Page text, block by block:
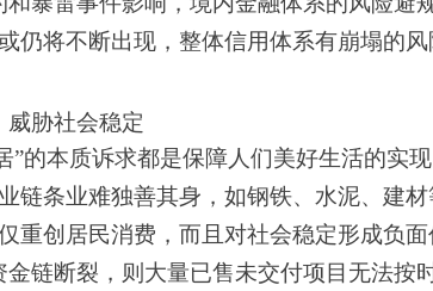
仍将不断出现，整体信用体系有崩塌的
威胁社会稳定
”的本质诉求都是保障人们美好生活的
链条业难独善其身，如钢铁、水泥、建
重创居民消费，而且对社会稳定形成负
金链断裂，则大量已售未交付项目无法